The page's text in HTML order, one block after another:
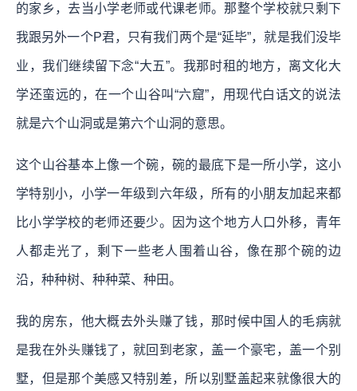
的家乡，去当小学老师或代课老师。那整个学校就只剩下
我跟另外一个P君，只有我们两个是“延毕”，就是我们没毕
业，我们继续留下念“大五”。我那时租的地方，离文化大
学还蛮远的，在一个山谷叫“六窟”，用现代白话文的说法
就是六个山洞或是第六个山洞的意思。
这个山谷基本上像一个碗，碗的最底下是一所小学，这小
学特别小，小学一年级到六年级，所有的小朋友加起来都
比小学学校的老师还要少。因为这个地方人口外移，青年
人都走光了，剩下一些老人围着山谷，像在那个碗的边
沿，种种树、种种菜、种田。
我的房东，他大概去外头赚了钱，那时候中国人的毛病就
是我在外头赚钱了，就回到老家，盖一个豪宅，盖一个别
墅，但是那个美感又特别差，所以别墅盖起来就像很大的